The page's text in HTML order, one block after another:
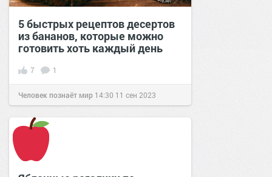
5 быстрых рецептов десертов
из бананов, которые можно
готовить хоть каждый день
7 1
Человек познаёт мир 14:30 11 сен 2023